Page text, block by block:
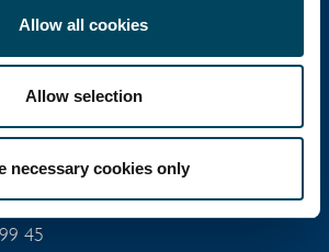
Allow all cookies
Allow selection
necessary cookies only
96
45